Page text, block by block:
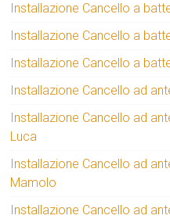
Installazione Cancello a
Installazione Cancello a
Installazione Cancello a
Installazione Cancello ad
Installazione Cancello ad
Luca
Installazione Cancello ad
Mamolo
Installazione Cancello ad